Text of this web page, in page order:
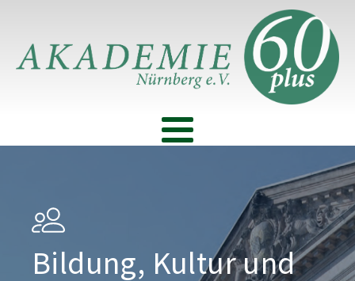
Bildung, Kultur und